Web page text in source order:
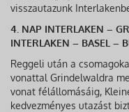
visszautazunk
4. NAP INTERLAKEN –
INTERLAKEN – BASEL –
Reggeli után a
vonattal Grindelwaldra
vonat félállomásáig,
kedvezményes utazást